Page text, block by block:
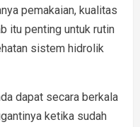
pemakaian, kualitas
itu penting untuk rutin
sistem hidrolik
dapat secara berkala
ketika sudah